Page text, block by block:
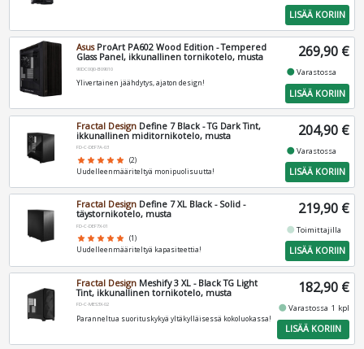
LISÄÄ KORIIN
AsusProArt PA602 Wood Edition - Tempered
Glass Panel, ikkunallinen tornikotelo, musta
90DC00J0-B09010
Ylivertainen jäähdytys, ajaton design!
269,90 €
fiber_manual_recordVarastossa
LISÄÄ KORIIN
Fractal Design Define 7 Black - TG Dark Tint,
ikkunallinen miditornikotelo, musta
FD-C-DEF7A-03
star star star star star (2)
Uudelleenmääriteltyä monipuolisuutta!
204,90 €
fiber_manual_recordVarastossa
LISÄÄ KORIIN
Fractal Design Define 7 XL Black - Solid -
täystornikotelo, musta
FD-C-DEF7X-01
star star star star star (1)
Uudelleenmääriteltyä kapasiteettia!
219,90 €
fiber_manual_recordToimittajilla
LISÄÄ KORIIN
Fractal Design Meshify 3 XL - Black TG Light
Tint, ikkunallinen tornikotelo, musta
FD-C-MES3X-02
Paranneltua suorituskykyä yltäkylläisessä kokoluokassa!
182,90 €
fiber_manual_recordVarastossa 1 kpl
LISÄÄ KORIIN